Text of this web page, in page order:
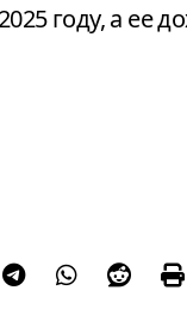
году, а ее